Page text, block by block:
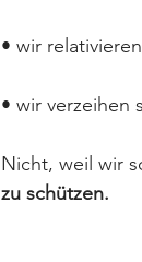
• wir
• wir verzeihen
Nicht, weil wir
zu schützen.